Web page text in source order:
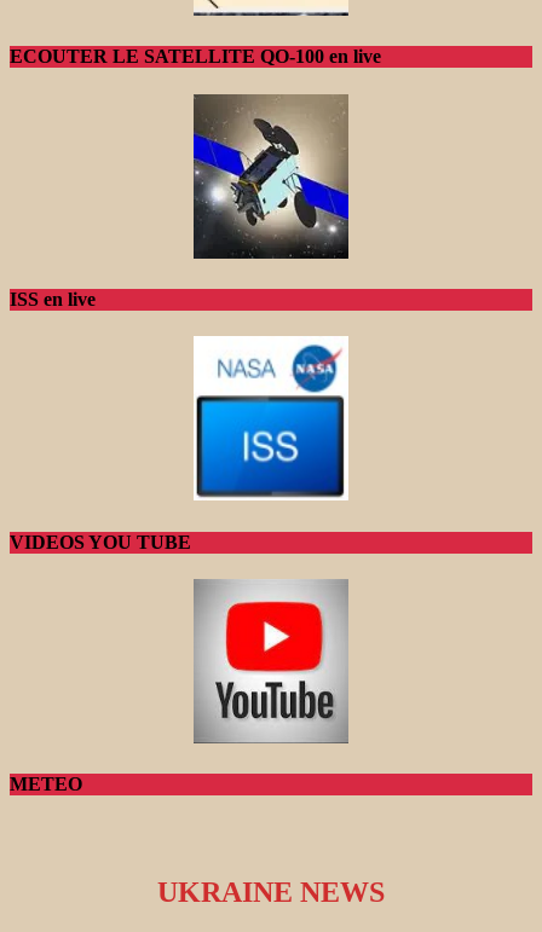
ECOUTER LE SATELLITE QO-100 en live
ISS en live
VIDEOS YOU TUBE
METEO
UKRAINE NEWS